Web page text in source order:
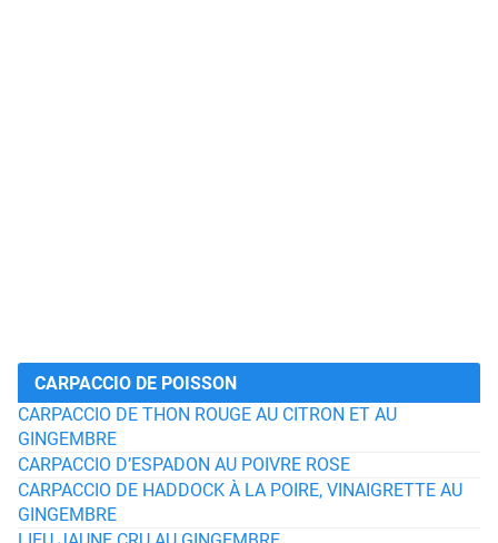
CARPACCIO DE POISSON
CARPACCIO DE THON ROUGE AU CITRON ET AU
GINGEMBRE
CARPACCIO D’ESPADON AU POIVRE ROSE
CARPACCIO DE HADDOCK À LA POIRE, VINAIGRETTE AU
GINGEMBRE